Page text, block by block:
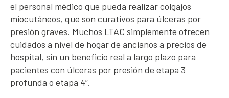
el personal médico que pueda realizar colgajos
miocutáneos, que son curativos para úlceras por
presión graves. Muchos LTAC simplemente ofrecen
cuidados a nivel de hogar de ancianos a precios de
hospital, sin un beneficio real a largo plazo para
pacientes con úlceras por presión de etapa 3
profunda o etapa 4”.